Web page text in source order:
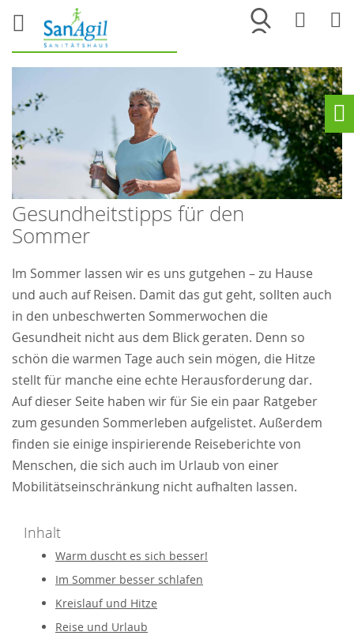
Merkliste
Gesundheitstipps für den
Sommer
Im Sommer lassen wir es uns gutgehen – zu Hause
und auch auf Reisen. Damit das gut geht, sollten auch
in den unbeschwerten Sommerwochen die
Gesundheit nicht aus dem Blick geraten. Denn so
schön die warmen Tage auch sein mögen, die Hitze
stellt für manche eine echte Herausforderung dar.
Auf dieser Seite haben wir für Sie ein paar Ratgeber
zum gesunden Sommerleben aufgelistet. Außerdem
finden sie einige inspirierende Reiseberichte von
Menschen, die sich auch im Urlaub von einer
Mobilitätseinschränkung nicht aufhalten lassen.
Inhalt
Warm duscht es sich besser!
Im Sommer besser schlafen
Kreislauf und Hitze
Reise und Urlaub